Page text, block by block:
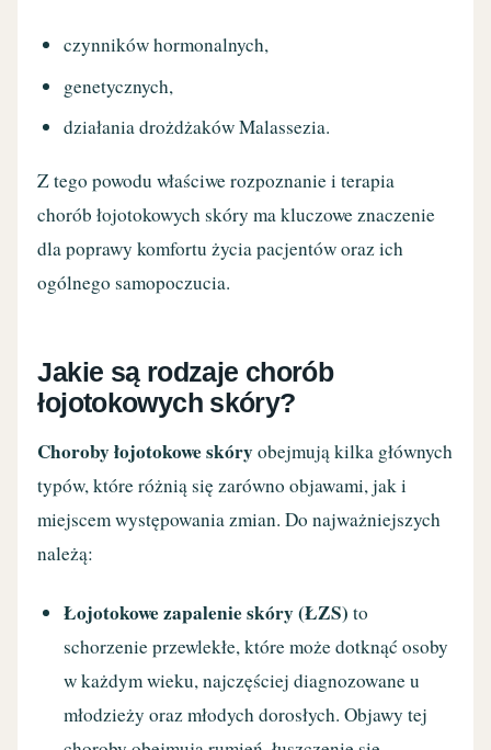
czynników hormonalnych,
genetycznych,
działania drożdżaków Malassezia.
Z tego powodu właściwe rozpoznanie i terapia
chorób łojotokowych skóry ma kluczowe znaczenie
dla poprawy komfortu życia pacjentów oraz ich
ogólnego samopoczucia.
Jakie są rodzaje chorób
łojotokowych skóry?
Choroby łojotokowe skóryobejmują kilka głównych
typów, które różnią się zarówno objawami, jak i
miejscem występowania zmian. Do najważniejszych
należą:
Łojotokowe zapalenie skóry (ŁZS) to
schorzenie przewlekłe, które może dotknąć osoby
w każdym wieku, najczęściej diagnozowane u
młodzieży oraz młodych dorosłych. Objawy tej